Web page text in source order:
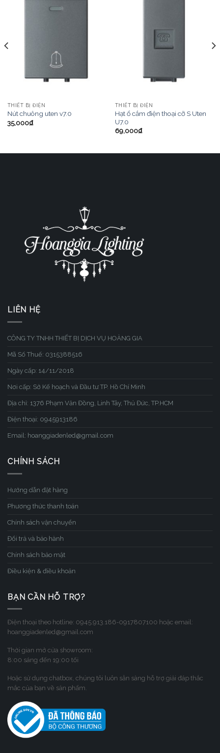
THIẾT BỊ ĐIỆN
Nút chuông uten v7.0
35,000₫
THIẾT BỊ ĐIỆN
Hạt ổ cắm điện thoại cỡ S Uten
U7.0
69,000₫
LIÊN HỆ
CÔNG TY TNHH THIẾT BỊ DỊCH VỤ HOÀNG GIA
Mã Số Thuế: 0315388516
Ngày cấp: 14/11/2018
Nơi cấp: Sở Kế hoạch và Đầu tư TP. Hồ Chí Minh
Địa chỉ: 1376 Phạm Văn Đồng, Linh Tây, Thủ Đức, TP.HCM
Điện thoại: 0945913186
Email: hoanggiadenled@gmail.com
CHÍNH SÁCH
Hướng dẫn đặt hàng
Phương thức thanh toán
Chính sách vận chuyển
Đổi trả và bảo hành
Chính sách bảo mật
Điều kiện & điều khoản
BẠN CẦN HỖ TRỢ?
Điện thoại theo hotline: 0945.913.186-0917807100 hoặc email:
hoanggiadenled@gmail.com
Thời gian mở cửa showroom:
8:00 sáng đến 19:00 tối
Hoặc sử dụng chatbox, chúng tôi luôn sẳn sàng hỗ trợ giải đáp thắc
mắc của bạn về sản phẩm.